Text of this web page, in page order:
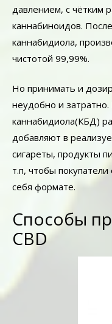
давлением, с чётким
каннабиноидов.
каннабидиола,
чистотой 99,99%.
Но принимать и
неудобно и
каннабидиола(КБД)
добавляют в
сигареты, продукты
т.п, чтобы покупатели
себя формате.
Способы
CBD